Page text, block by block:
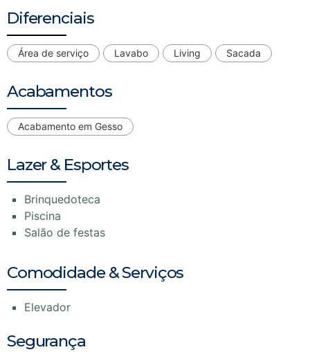
Diferenciais
Área de serviço Lavabo Living Sacada
Acabamentos
Acabamento em Gesso
Lazer & Esportes
Brinquedoteca
Piscina
Salão de festas
Comodidade & Serviços
Elevador
Segurança